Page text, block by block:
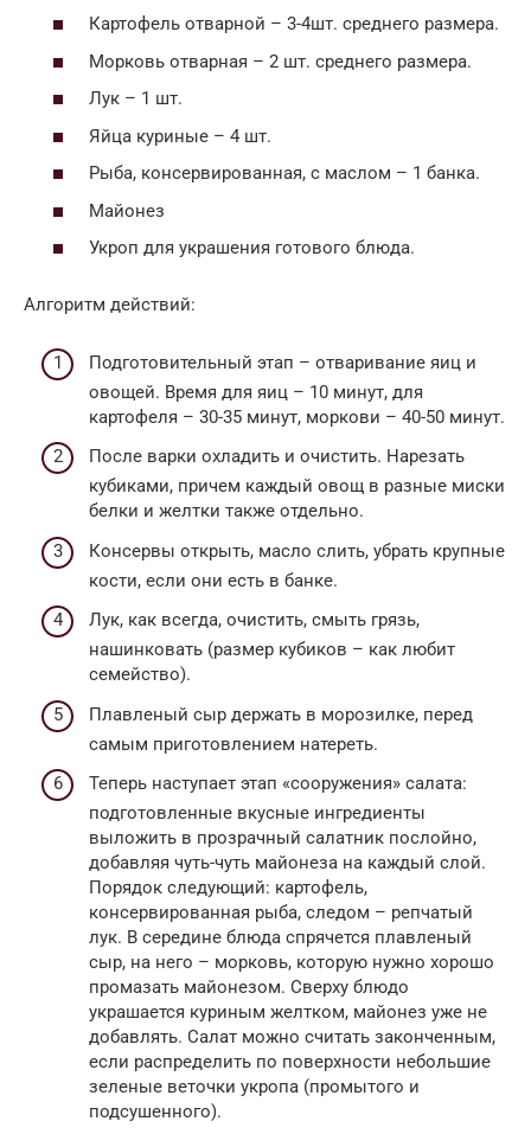
Картофель отварной – 3-4шт. среднего размера.
Морковь отварная – 2 шт. среднего размера.
Лук – 1 шт.
Яйца куриные – 4 шт.
Рыба, консервированная, с маслом – 1 банка.
Майонез
Укроп для украшения готового блюда.
Алгоритм действий:
Подготовительный этап – отваривание яиц и
овощей. Время для яиц – 10 минут, для
картофеля – 30-35 минут, моркови – 40-50 минут.
После варки охладить и очистить. Нарезать
кубиками, причем каждый овощ в разные миски
белки и желтки также отдельно.
Консервы открыть, масло слить, убрать крупные
кости, если они есть в банке.
Лук, как всегда, очистить, смыть грязь,
нашинковать (размер кубиков – как любит
семейство).
Плавленый сыр держать в морозилке, перед
самым приготовлением натереть.
Теперь наступает этап «сооружения» салата:
подготовленные вкусные ингредиенты
выложить в прозрачный салатник послойно,
добавляя чуть-чуть майонеза на каждый слой.
Порядок следующий: картофель,
консервированная рыба, следом – репчатый
лук. В середине блюда спрячется плавленый
сыр, на него – морковь, которую нужно хорошо
промазать майонезом. Сверху блюдо
украшается куриным желтком, майонез уже не
добавлять. Салат можно считать законченным,
если распределить по поверхности небольшие
зеленые веточки укропа (промытого и
подсушенного).